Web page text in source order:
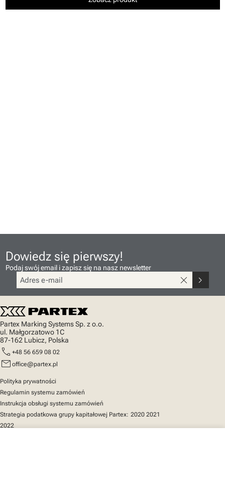
Dowiedz się pierwszy!
Podaj swój email i zapisz się na nasz newsletter
close chevron_right
Partex Marking Systems Sp. z o.o.
ul. Małgorzatowo 1C
87-162 Lubicz, Polska
call +48 56 659 08 02
mail office@partex.pl
Polityka prywatności
Regulamin systemu zamówień
Instrukcja obsługi systemu zamówień
Strategia podatkowa grupy kapitałowej Partex: 2020 2021
2022